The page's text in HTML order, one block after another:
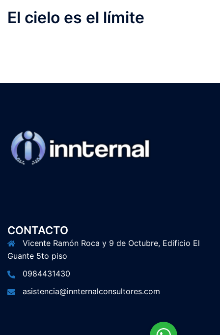
El cielo es el límite
CONTACTO
Vicente Ramón Roca y 9 de Octubre, Edificio El
Guante 5to piso
0984431430
asistencia@innternalconsultores.com